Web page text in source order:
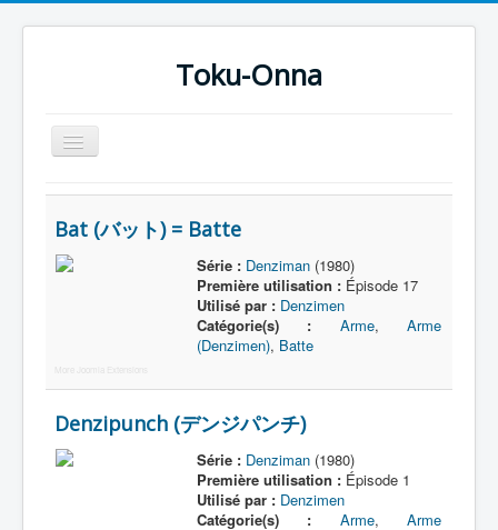
Toku-Onna
Basculer
la
Accueil
Toku-Actrices
Toku-Critiques
COSAA
Dessins
Artiste Asperger
Bat (バット) = Batte
Série : Denziman(1980)
Première utilisation :Épisode 17
Utilisé par : Denzimen
Catégorie(s) :
Arme,Arme
(Denzimen), Batte
More Joomla Extensions
Denzipunch (デンジパンチ)
Série : Denziman(1980)
Première utilisation :Épisode 1
Utilisé par : Denzimen
Catégorie(s) :
Arme,Arme